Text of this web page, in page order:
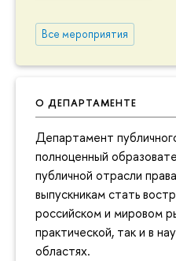
Все мероприятия
О ДЕПАРТАМЕНТЕ
Департамент
полноценный
публичной отрасли
выпускникам стать
российском и мировом
практической, так и в
областях.